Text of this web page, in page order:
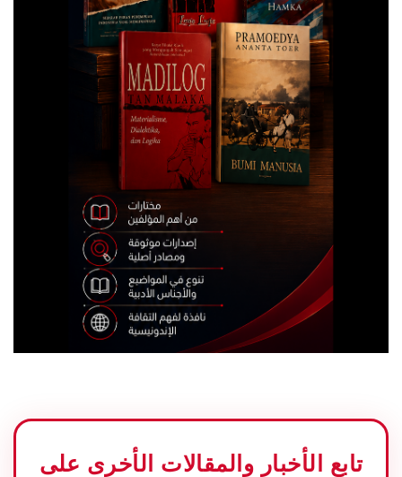
تابع الأخبار والمقالات الأخرى على